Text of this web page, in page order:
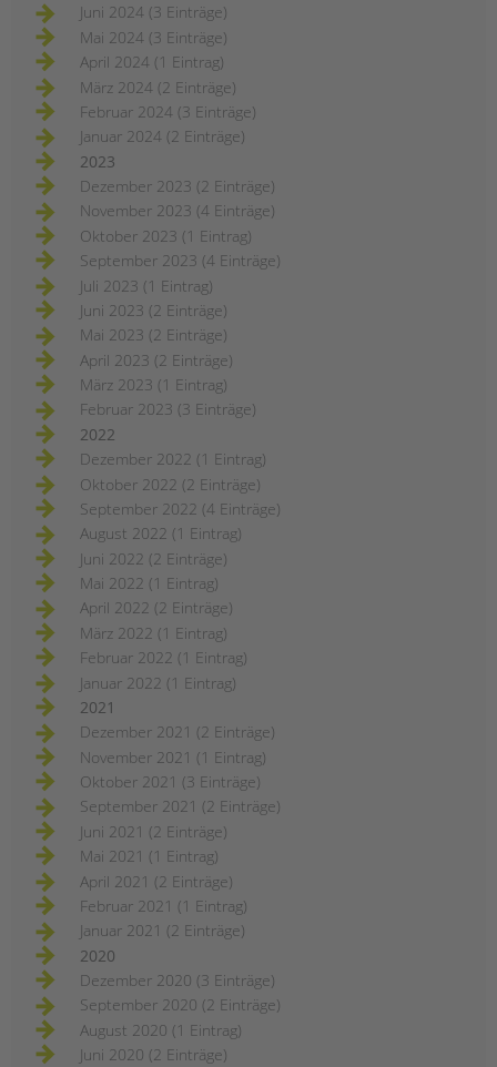
Juni 2024 (3 Einträge)
Mai 2024 (3 Einträge)
April 2024 (1 Eintrag)
März 2024 (2 Einträge)
Februar 2024 (3 Einträge)
Januar 2024 (2 Einträge)
2023
Dezember 2023 (2 Einträge)
November 2023 (4 Einträge)
Oktober 2023 (1 Eintrag)
September 2023 (4 Einträge)
Juli 2023 (1 Eintrag)
Juni 2023 (2 Einträge)
Mai 2023 (2 Einträge)
April 2023 (2 Einträge)
März 2023 (1 Eintrag)
Februar 2023 (3 Einträge)
2022
Dezember 2022 (1 Eintrag)
Oktober 2022 (2 Einträge)
September 2022 (4 Einträge)
August 2022 (1 Eintrag)
Juni 2022 (2 Einträge)
Mai 2022 (1 Eintrag)
April 2022 (2 Einträge)
März 2022 (1 Eintrag)
Februar 2022 (1 Eintrag)
Januar 2022 (1 Eintrag)
2021
Dezember 2021 (2 Einträge)
November 2021 (1 Eintrag)
Oktober 2021 (3 Einträge)
September 2021 (2 Einträge)
Juni 2021 (2 Einträge)
Mai 2021 (1 Eintrag)
April 2021 (2 Einträge)
Februar 2021 (1 Eintrag)
Januar 2021 (2 Einträge)
2020
Dezember 2020 (3 Einträge)
September 2020 (2 Einträge)
August 2020 (1 Eintrag)
Juni 2020 (2 Einträge)